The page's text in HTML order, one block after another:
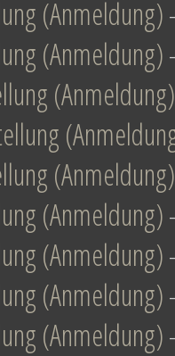
(Anmeldung)
(Anmeldung)
(Anmeldung)
(Anmeldung)
(Anmeldung)
(Anmeldung)
(Anmeldung)
(Anmeldung)